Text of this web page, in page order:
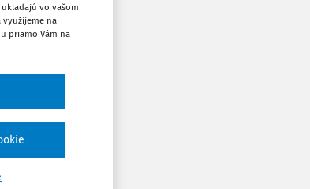
Stiahnuť
vo vašom
využijeme na
priamo Vám na